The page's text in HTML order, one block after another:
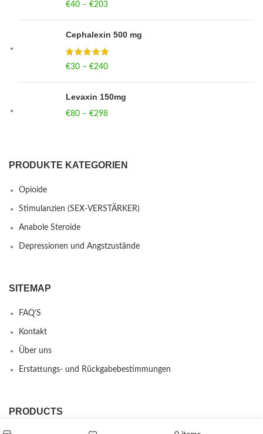
€40 – €203
Cephalexin 500 mg
€30 – €240
Levaxin 150mg
€80 – €298
PRODUKTE KATEGORIEN
Opioide
Stimulanzien (SEX-VERSTÄRKER)
Anabole Steroide
Depressionen und Angstzustände
SITEMAP
FAQ’S
Kontakt
Über uns
Erstattungs- und Rückgabebestimmungen
PRODUCTS